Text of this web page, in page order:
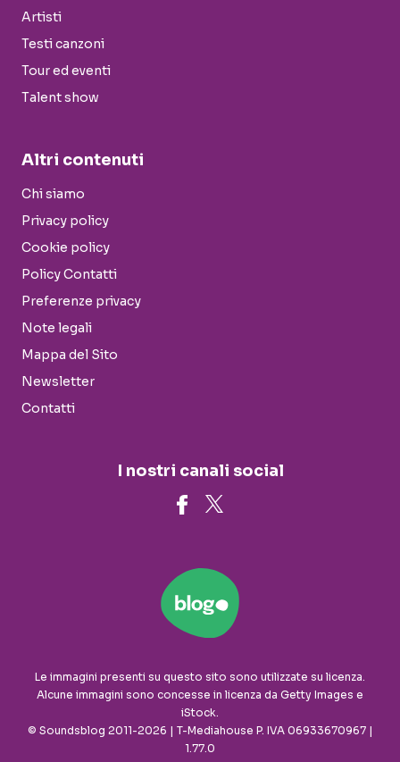
Artisti
Testi canzoni
Tour ed eventi
Talent show
Altri contenuti
Chi siamo
Privacy policy
Cookie policy
Policy Contatti
Preferenze privacy
Note legali
Mappa del Sito
Newsletter
Contatti
I nostri canali social
Le immagini presenti su questo sito sono utilizzate su licenza.
Alcune immagini sono concesse in licenza da Getty Images e
iStock.
© Soundsblog 2011-2026 | T-Mediahouse P. IVA 06933670967 |
1.77.0